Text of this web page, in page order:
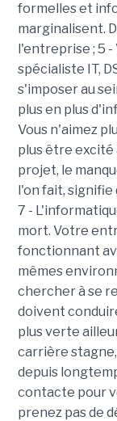
formelles et
marginalisent.
l'entreprise ; 5 -
spécialiste IT,
s'imposer au
plus en plus
Vous n'aimez
plus être excité
projet, le
l'on fait,
7 -
mort. Votre
fonctionnant
mêmes
chercher à se
doivent
plus verte
carrière
depuis
contacte pour
prenez pas de